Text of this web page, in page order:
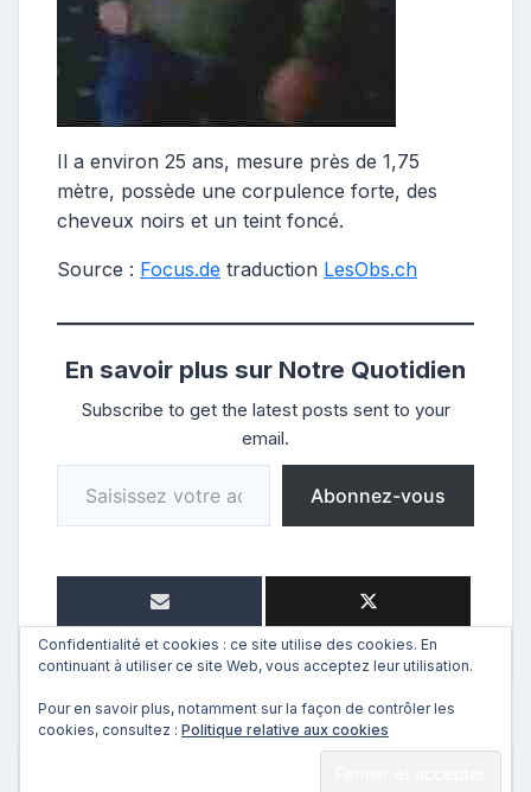
Il a environ 25 ans, mesure près de 1,75
mètre, possède une corpulence forte, des
cheveux noirs et un teint foncé.
Source : Focus.de traduction LesObs.ch
En savoir plus sur Notre Quotidien
Subscribe to get the latest posts sent to your
email.
Saisissez votre adresse e-mail…
Abonnez-vous
Confidentialité et cookies : ce site utilise des cookies. En
continuant à utiliser ce site Web, vous acceptez leur utilisation.
Pour en savoir plus, notamment sur la façon de contrôler les
cookies, consultez : Politique relative aux cookies